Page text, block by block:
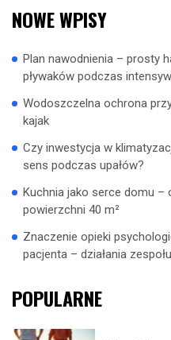
NOWE WPISY
Plan nawodnienia – prosty
pływaków podczas
Wodoszczelna ochrona
kajak
Czy inwestycja w
sens podczas upałów?
Kuchnia jako serce domu
powierzchni 40 m²
Znaczenie opieki
pacjenta – działania zespołu
POPULARNE